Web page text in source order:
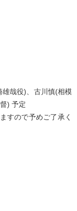
哉役)、古川慎(相模
) 予定
すので予めご了承く